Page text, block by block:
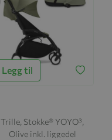
Legg til
Trille, Stokke® YOYO³,
Olive inkl. liggedel